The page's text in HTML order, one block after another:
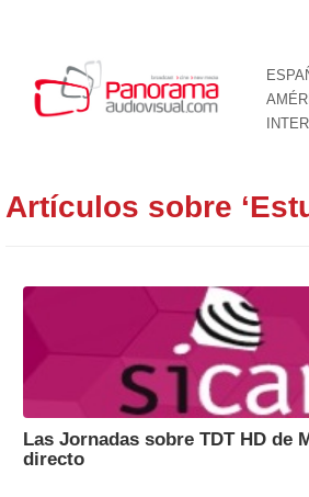
Artículos sobre
Las Jornadas sobre TDT HD de
directo